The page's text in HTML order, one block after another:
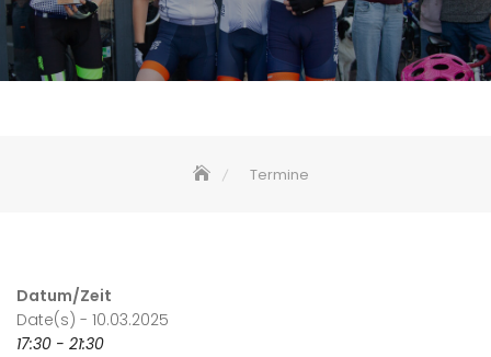
Termine
Datum/Zeit
Date(s) - 10.03.2025
17:30 - 21:30